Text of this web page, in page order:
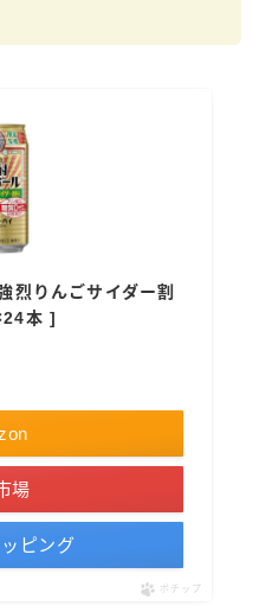
烈りんごサイダー割
本 ]
場
ピング
ポチップ